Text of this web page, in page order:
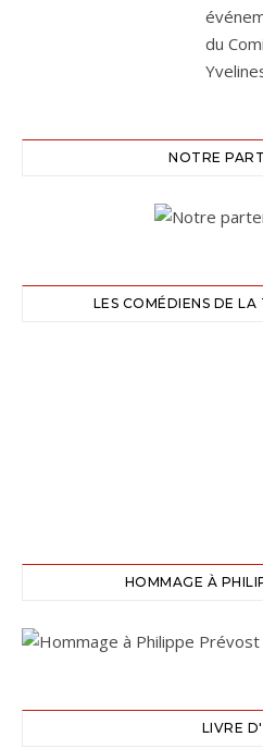
NOTRE
LES COMÉDIENS DE
HOMMAGE À
LIVRE